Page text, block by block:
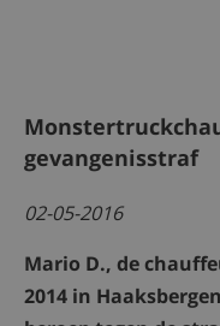
gevangenisstraf
02-05-2016
Mario D., de
2014 in